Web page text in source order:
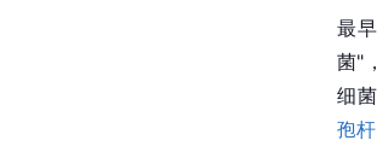
最
菌"
细
孢